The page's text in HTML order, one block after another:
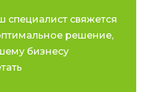
специалист свяжется
решение,
бизнесу